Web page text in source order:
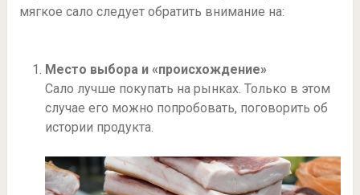
мягкое сало следует обратить внимание на:
Место выбора и «происхождение»
Сало лучше покупать на рынках. Только в этом
случае его можно попробовать, поговорить об
истории продукта.